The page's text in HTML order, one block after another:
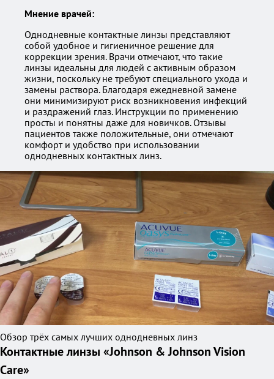
Мнение врачей:
Однодневные контактные линзы представляют
собой удобное и гигиеничное решение для
коррекции зрения. Врачи отмечают, что такие
линзы идеальны для людей с активным образом
жизни, поскольку не требуют специального ухода и
замены раствора. Благодаря ежедневной замене
они минимизируют риск возникновения инфекций
и раздражений глаз. Инструкции по применению
просты и понятны даже для новичков. Отзывы
пациентов также положительные, они отмечают
комфорт и удобство при использовании
однодневных контактных линз.
Обзор трёх самых лучших однодневных линз
Контактные линзы «Johnson & Johnson Vision
Care»